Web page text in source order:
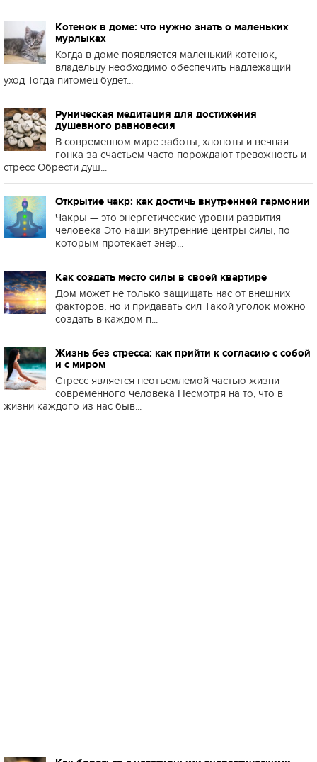
Котенок в доме: что нужно знать о маленьких
мурлыках
Когда в доме появляется маленький котенок,
владельцу необходимо обеспечить надлежащий
уход Тогда питомец будет...
Руническая медитация для достижения
душевного равновесия
В современном мире заботы, хлопоты и вечная
гонка за счастьем часто порождают тревожность и
стресс Обрести душ...
Открытие чакр: как достичь внутренней гармонии
Чакры — это энергетические уровни развития
человека Это наши внутренние центры силы, по
которым протекает энер...
Как создать место силы в своей квартире
Дом может не только защищать нас от внешних
факторов, но и придавать сил Такой уголок можно
создать в каждом п...
Жизнь без стресса: как прийти к согласию с собой
и с миром
Стресс является неотъемлемой частью жизни
современного человека Несмотря на то, что в
жизни каждого из нас быв...